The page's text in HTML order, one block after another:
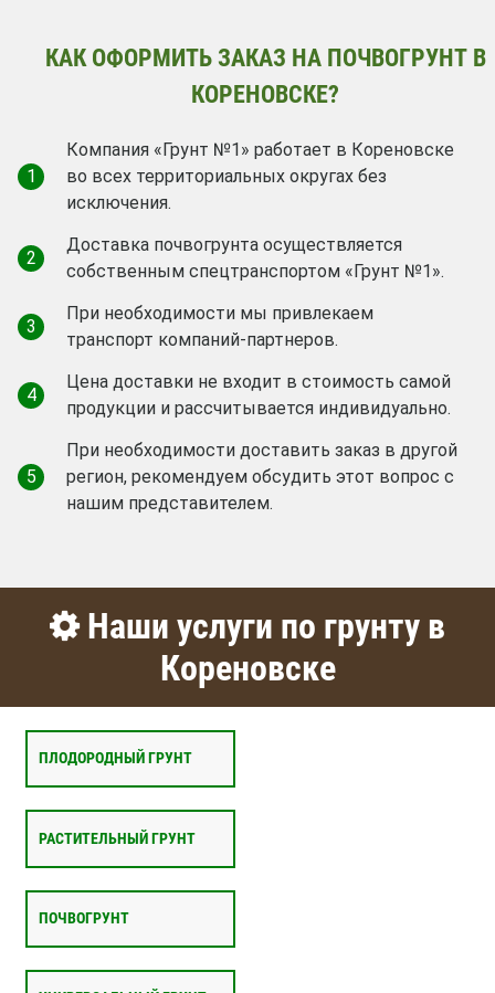
КАК ОФОРМИТЬ ЗАКАЗ НА ПОЧВОГРУНТ В
КОРЕНОВСКЕ?
1
Компания «Грунт №1» работает в Кореновске
во всех территориальных округах без
исключения.
2
Доставка почвогрунта осуществляется
собственным спецтранспортом «Грунт №1».
3
При необходимости мы привлекаем
транспорт компаний-партнеров.
4
Цена доставки не входит в стоимость самой
продукции и рассчитывается индивидуально.
5
При необходимости доставить заказ в другой
регион, рекомендуем обсудить этот вопрос с
нашим представителем.
Наши услуги по грунту в
Кореновске
ПЛОДОРОДНЫЙ ГРУНТ
РАСТИТЕЛЬНЫЙ ГРУНТ
ПОЧВОГРУНТ